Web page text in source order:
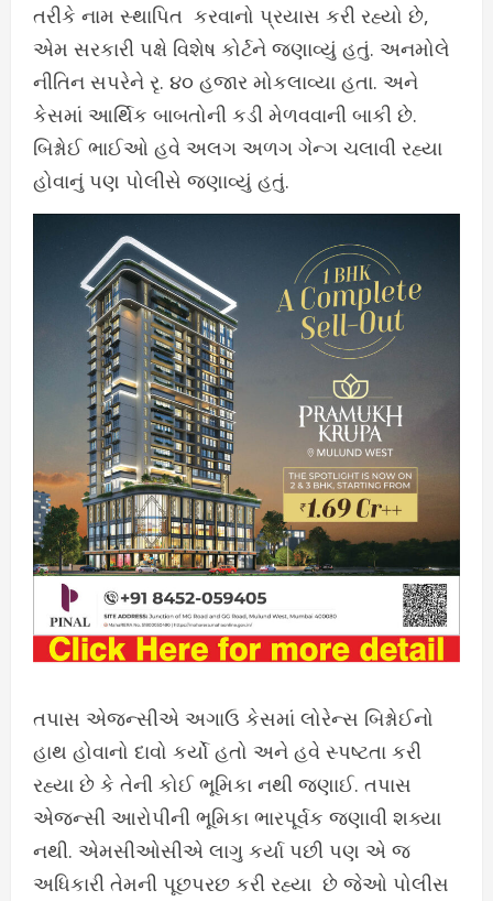
તરીકે નામ સ્થાપિત કરવાનો પ્રયાસ કરી રહ્યો છે,
એમ સરકારી પક્ષે વિશેષ કોર્ટને જણાવ્યું હતું. અનમોલે
નીતિન સપરેને રૃ. ૪૦ હજાર મોકલાવ્યા હતા. અને
કેસમાં આર્થિક બાબતોની કડી મેળવવાની બાકી છે.
બિશ્નોઈ ભાઈઓ હવે અલગ અળગ ગેન્ગ ચલાવી રહ્યા
હોવાનું પણ પોલીસે જણાવ્યું હતું.
તપાસ એજન્સીએ અગાઉ કેસમાં લોરેન્સ બિશ્નોઈનો
હાથ હોવાનો દાવો કર્યો હતો અને હવે સ્પષ્ટતા કરી
રહ્યા છે કે તેની કોઈ ભૂમિકા નથી જણાઈ. તપાસ
એજન્સી આરોપીની ભૂમિકા ભારપૂર્વક જણાવી શક્યા
નથી. એમસીઓસીએ લાગુ કર્યા પછી પણ એ જ
અધિકારી તેમની પૂછપરછ કરી રહ્યા છે જેઓ પોલીસ